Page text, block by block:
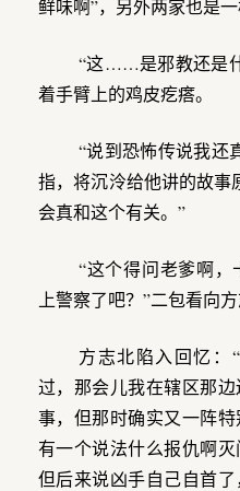
鲜味啊”，另外两家也是
“这……是邪教还是
着手臂上的鸡皮疙瘩。
“说到恐怖传说我还
指，将沉泠给他讲的故事
会真和这个有关。”
“这个得问老爹啊，
上警察了吧？”二包看向方
方志北陷入回忆：
过，那会儿我在辖区那
事，但那时确实又一阵特
有一个说法什么报仇啊灭
但后来说凶手自己自首